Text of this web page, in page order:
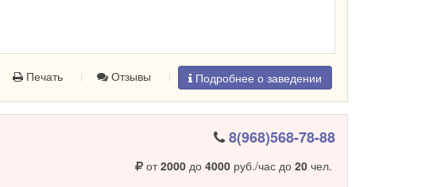
Печать Отзывы Подробнее о заведении
8(968)568-78-88
от2000до 4000руб./час до 20чел.